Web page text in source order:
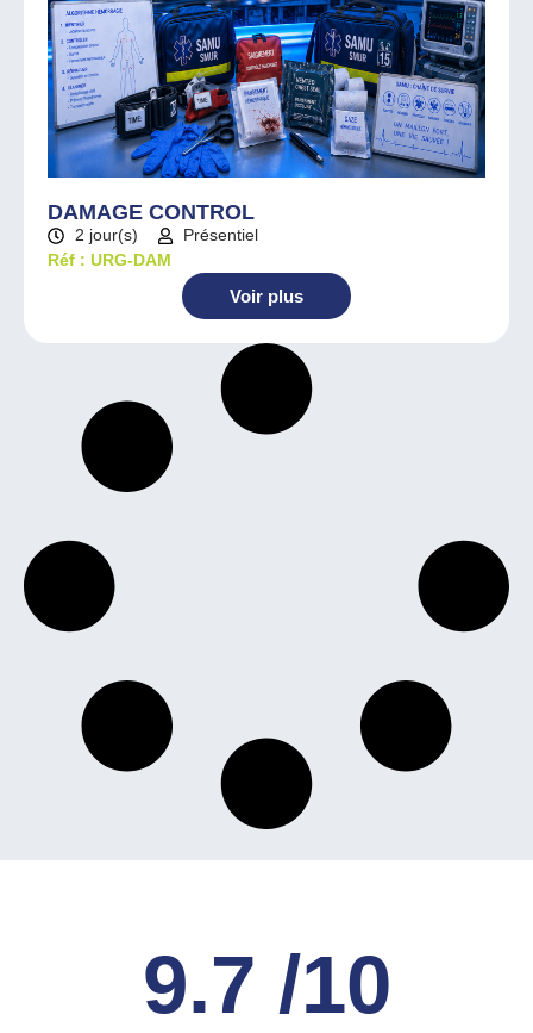
DAMAGE CONTROL
2 jour(s)
Présentiel
Réf : URG-DAM
Voir plus
9.7 /10